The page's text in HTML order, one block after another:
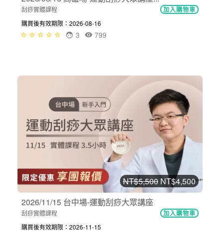
刮痧實體課程 加入購物車
購買後有效期限：2026-08-16
799
3
NT$5,500 NT$4,500
2026/11/15 台中場-運動刮痧大眾講座
刮痧實體課程 加入購物車
購買後有效期限：2026-11-15